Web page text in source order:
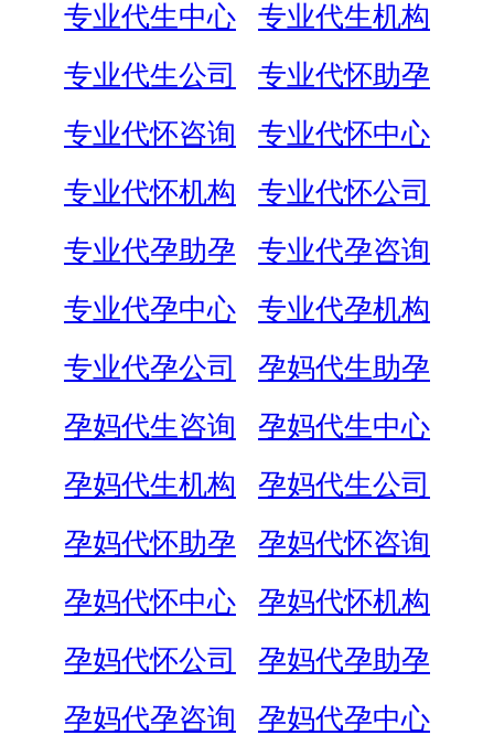
专业代生中心
专业代生机构
专业代生公司
专业代怀助孕
专业代怀咨询
专业代怀中心
专业代怀机构
专业代怀公司
专业代孕助孕
专业代孕咨询
专业代孕中心
专业代孕机构
专业代孕公司
孕妈代生助孕
孕妈代生咨询
孕妈代生中心
孕妈代生机构
孕妈代生公司
孕妈代怀助孕
孕妈代怀咨询
孕妈代怀中心
孕妈代怀机构
孕妈代怀公司
孕妈代孕助孕
孕妈代孕咨询
孕妈代孕中心